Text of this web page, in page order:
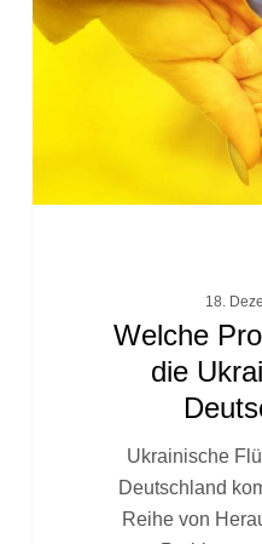
18.
Welche
die
Ukrainische
Deutschland
Reihe von